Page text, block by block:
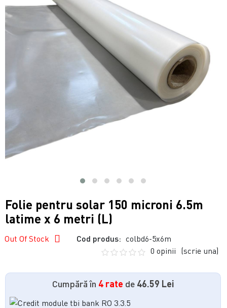
Folie pentru solar 150 microni 6.5m
latime x 6 metri (L)
Out Of Stock Cod produs: colbd6-5x6m
0 opinii (scrie una)
Cumpără în 4 rate de 46.59 Lei